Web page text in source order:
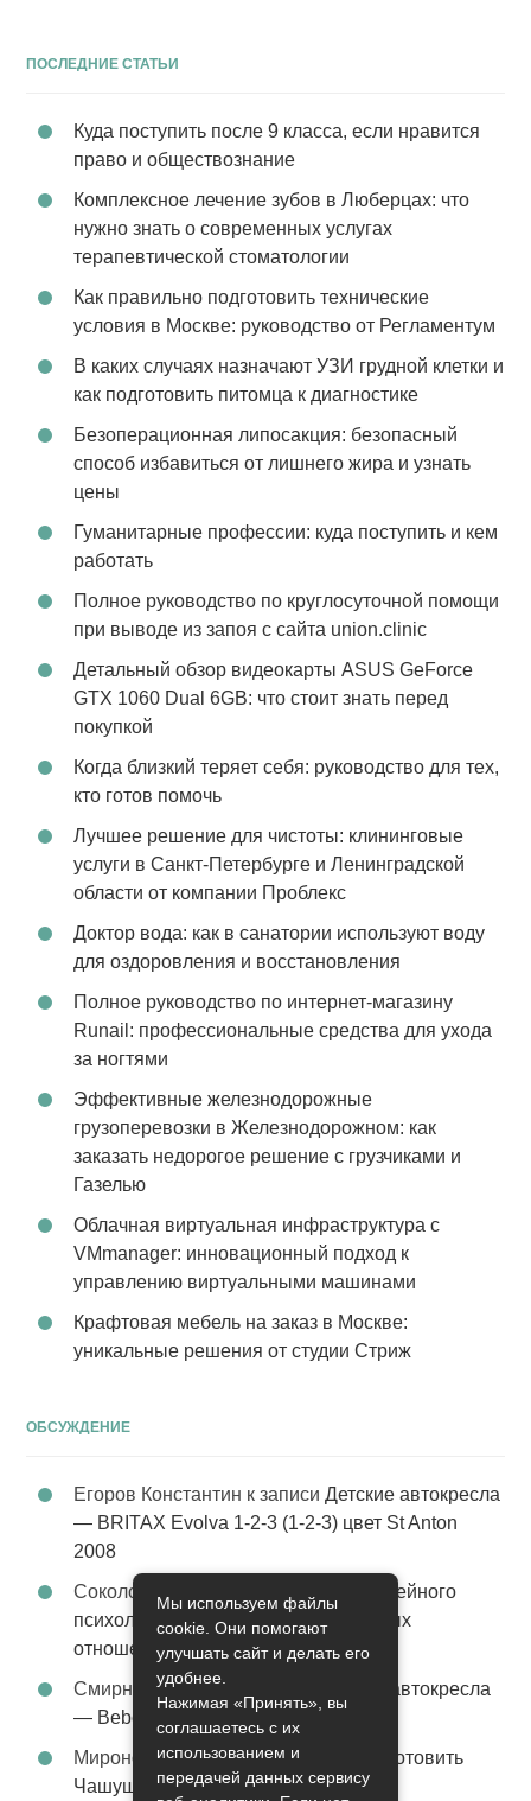
ПОСЛЕДНИЕ СТАТЬИ
Куда поступить после 9 класса, если нравится
право и обществознание
Комплексное лечение зубов в Люберцах: что
нужно знать о современных услугах
терапевтической стоматологии
Как правильно подготовить технические
условия в Москве: руководство от Регламентум
В каких случаях назначают УЗИ грудной клетки и
как подготовить питомца к диагностике
Безоперационная липосакция: безопасный
способ избавиться от лишнего жира и узнать
цены
Гуманитарные профессии: куда поступить и кем
работать
Полное руководство по круглосуточной помощи
при выводе из запоя с сайта union.clinic
Детальный обзор видеокарты ASUS GeForce
GTX 1060 Dual 6GB: что стоит знать перед
покупкой
Когда близкий теряет себя: руководство для тех,
кто готов помочь
Лучшее решение для чистоты: клининговые
услуги в Санкт-Петербурге и Ленинградской
области от компании Проблекс
Доктор вода: как в санатории используют воду
для оздоровления и восстановления
Полное руководство по интернет-магазину
Runail: профессиональные средства для ухода
за ногтями
Эффективные железнодорожные
грузоперевозки в Железнодорожном: как
заказать недорогое решение с грузчиками и
Газелью
Облачная виртуальная инфраструктура с
VMmanager: инновационный подход к
управлению виртуальными машинами
Крафтовая мебель на заказ в Москве:
уникальные решения от студии Стриж
ОБСУЖДЕНИЕ
Егоров Константин к записиДетские автокресла
— BRITAX Evolva 1-2-3 (1-2-3) цвет St Anton
2008
Соколова Эльза
Услуги семейного
психолога – стабильность в семейных
отношениях
Смирнова Грация
Детские автокресла
— Bebe Confort Moby цвет Orange
Миронов Никифорк записи
Как приготовить
Чашушули
Мы используем файлы
cookie. Они помогают
улучшать сайт и делать его
удобнее.
Нажимая «Принять», вы
соглашаетесь с их
использованием и
передачей данных сервису